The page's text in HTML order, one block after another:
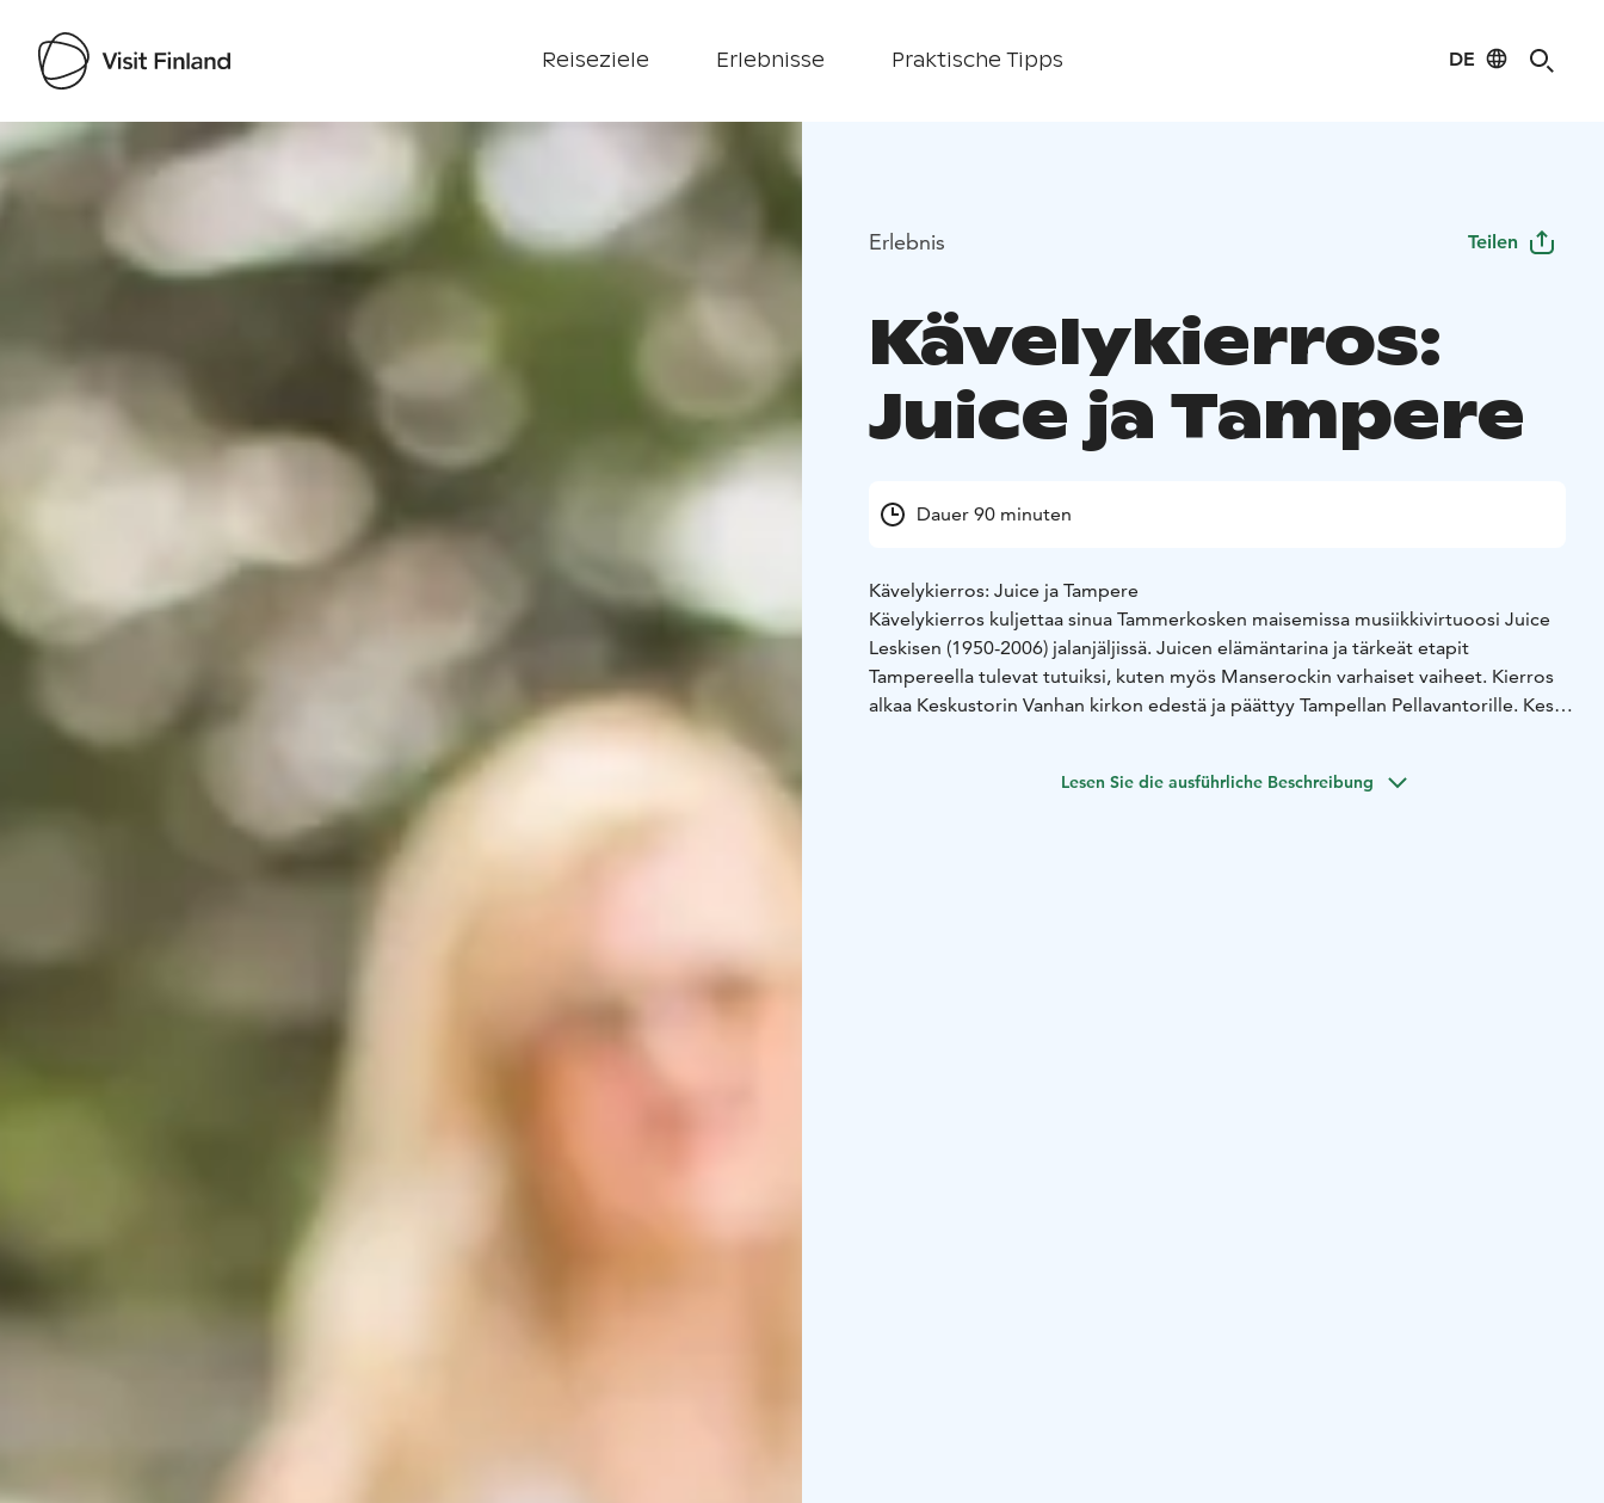
Reiseziele Erlebnisse Praktische Tipps DE
Visit Finland
Erlebnis Teilen
Kävelykierros:
Juice ja Tampere
Dauer 90 minuten
Kävelykierros: Juice ja Tampere
Kävelykierros kuljettaa sinua Tammerkosken maisemissa musiikkivirtuoosi Juice
Leskisen (1950-2006) jalanjäljissä. Juicen elämäntarina ja tärkeät etapit
Tampereella tulevat tutuiksi, kuten myös Manserockin varhaiset vaiheet. Kierros
alkaa Keskustorin Vanhan kirkon edestä ja päättyy Tampellan Pellavantorille. Kesto
sähköpostitse tampere@magnimundi.fi tai puhelimitse puh. 010 5797 943.
Lesen Sie die ausführliche Beschreibung